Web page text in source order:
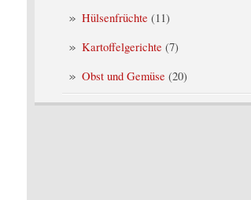
Hülsenfrüchte (11)
Kartoffelgerichte (7)
Obst und Gemüse (20)